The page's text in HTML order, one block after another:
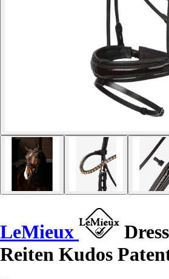
LeMieux
Reiten Kudos